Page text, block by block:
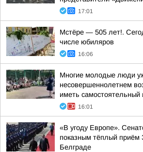
17:01
Мстёре — 505 лет!.
числе юбиляров
16:06
Многие молодые люди
несовершеннолетнем
иметь самостоятельный
16:01
«В угоду Европе».
показным тёплый приём
Белграде